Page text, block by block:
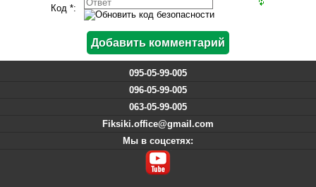
Код *:
095-05-99-005
096-05-99-005
063-05-99-005
Fiksiki.office@gmail.com
Мы в соцсетях: